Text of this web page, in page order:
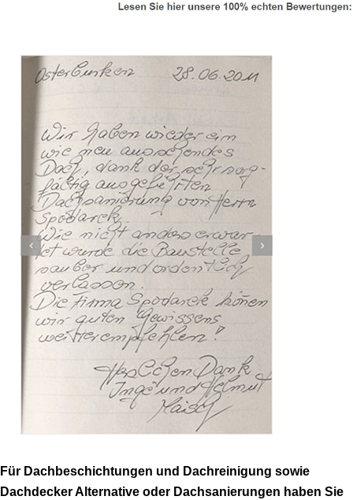
Für Dachbeschichtungen und Dachreinigung sowie
Dachdecker Alternative oder Dachsanierungen haben Sie